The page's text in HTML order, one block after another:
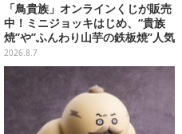
「鳥貴族」オンラインくじが販売
中！ミニジョッキはじめ、“貴族
焼”や”ふんわり山芋の鉄板焼”人気
メニューTシャツなどラインナッ
プ
2026.8.7